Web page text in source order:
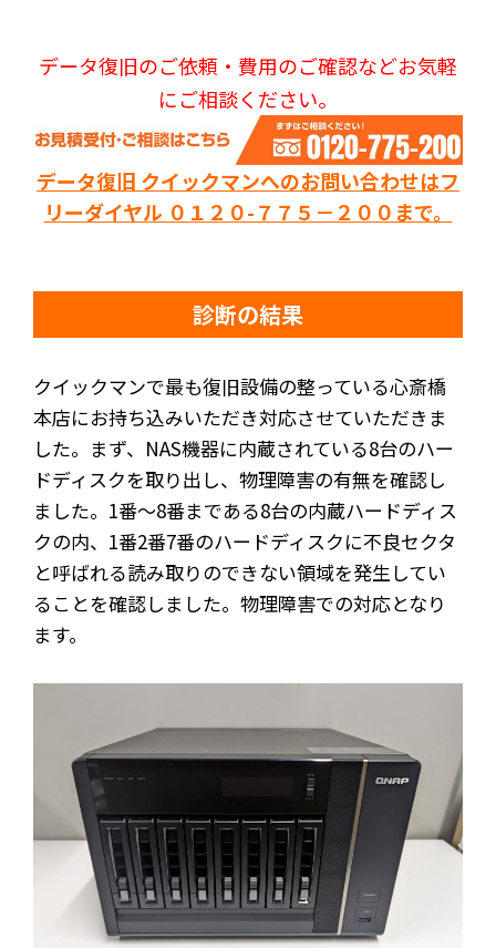
データ復旧のご依頼・費用のご確認などお気軽
にご相談ください。
データ復旧 クイックマンへのお問い合わせはフ
リーダイヤル ０１２０-７７５－２００まで。
診断の結果
クイックマンで最も復旧設備の整っている心斎橋
本店にお持ち込みいただき対応させていただきま
した。まず、NAS機器に内蔵されている8台のハー
ドディスクを取り出し、物理障害の有無を確認し
ました。1番～8番まである8台の内蔵ハードディス
クの内、1番2番7番のハードディスクに不良セクタ
と呼ばれる読み取りのできない領域を発生してい
ることを確認しました。物理障害での対応となり
ます。